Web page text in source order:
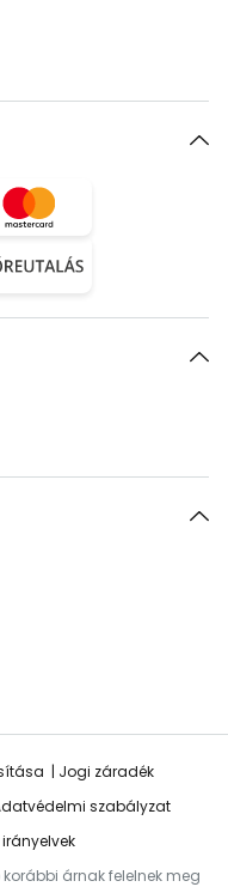
Jogi záradék
szabályzat
árnak felelnek meg